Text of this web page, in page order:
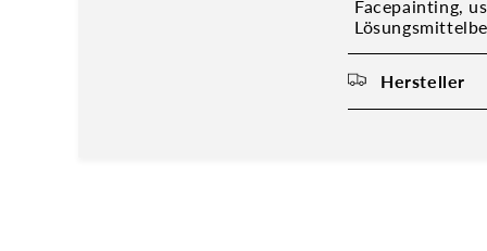
Facepainting,
Hersteller